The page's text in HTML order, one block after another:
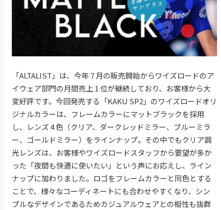
「ALTALIST」は、今年 7 月の販売開始からワイズロードのア
イウェア部門の月間売上 1 位が継続しており、お客様から大
変好評です。今回発売する「KAKU SP2」のワイズロードオリ
ジナルカラーは、フレームカラーにマットブラックを採用
し、レンズ 4 色（クリア、ダークレッドミラー、ブルーミラ
ー、ゴールドミラー）をラインナップ。その中でもクリア調
光レンズは、お客様やワイズロードスタッフから要望が多か
った「夜間も快適に使いたい」という声にお応えし、ライン
ナップに加わりました。ロゴをフレームカラーと同色とする
ことで、様々なコーディネートにも合わせやすくなり、シン
プルなデザインであるためカジュアルウェアとの相性も抜群